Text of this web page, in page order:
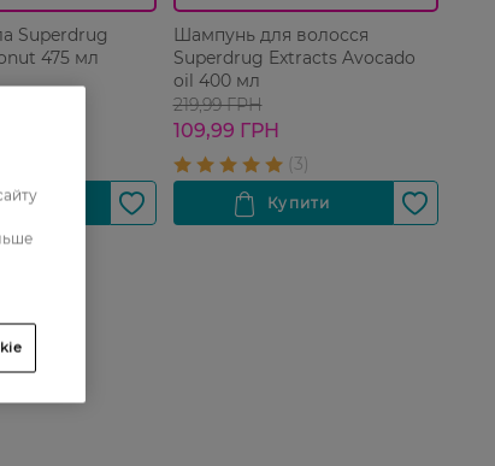
Superdrug
475 мл
Шампунь для волосся
Superdrug Extracts Avocado
oil 400 мл
219,99 ГРН
109,99 ГРН